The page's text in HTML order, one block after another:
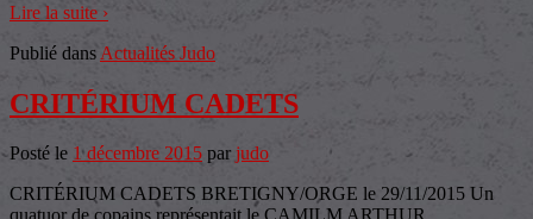
Lire la suite ›
Publié dans Actualités Judo
CRITÉRIUM CADETS
Posté le 1 décembre 2015 par judo
CRITÉRIUM CADETS BRETIGNY/ORGE le 29/11/2015 Un